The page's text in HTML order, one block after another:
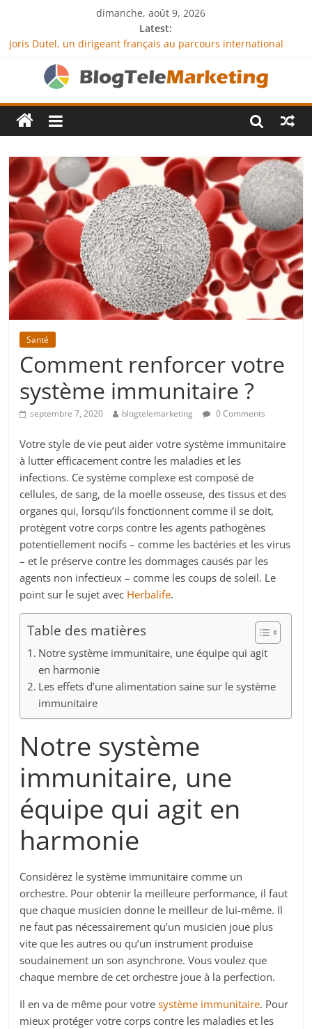
dimanche, août 9, 2026
Latest:
Joris Dutel, un dirigeant français au parcours international
Agria Assurance Animaux : comment l’entreprise se
démarque-t-elle de la concurrence ?
JCA Academy : l’excellence au service de l’indépendance
financière
Denis Bouclon : la diplomatie éducative comme moteur de
Next Terra International : des solutions logistiques au service
du commerce international
Santé
Comment renforcer votre
système immunitaire ?
septembre 7, 2020 blogtelemarketing 0 Comments
Votre style de vie peut aider votre système immunitaire
à lutter efficacement contre les maladies et les
infections. Ce système complexe est composé de
cellules, de sang, de la moelle osseuse, des tissus et des
organes qui, lorsqu’ils fonctionnent comme il se doit,
protègent votre corps contre les agents pathogènes
potentiellement nocifs – comme les bactéries et les virus
– et le préserve contre les dommages causés par les
agents non infectieux – comme les coups de soleil. Le
point sur le sujet avec Herbalife.
Table des matières
Notre système immunitaire, une équipe qui agit
en harmonie
Les effets d’une alimentation saine sur le système
immunitaire
Notre système
immunitaire, une
équipe qui agit en
harmonie
Considérez le système immunitaire comme un
orchestre. Pour obtenir la meilleure performance, il faut
que chaque musicien donne le meilleur de lui-même. Il
ne faut pas nécessairement qu’un musicien joue plus
vite que les autres ou qu’un instrument produise
soudainement un son asynchrone. Vous voulez que
chaque membre de cet orchestre joue à la perfection.
Il en va de même pour votre système immunitaire. Pour
mieux protéger votre corps contre les maladies et les